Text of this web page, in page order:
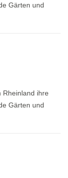
Gärten und
Rheinland ihre
Gärten und